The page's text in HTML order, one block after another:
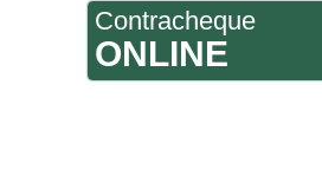
Contracheque
ONLINE